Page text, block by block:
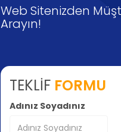
Web Sitenizden
Arayın!
TEKLİF FORMU
Adınız Soyadınız